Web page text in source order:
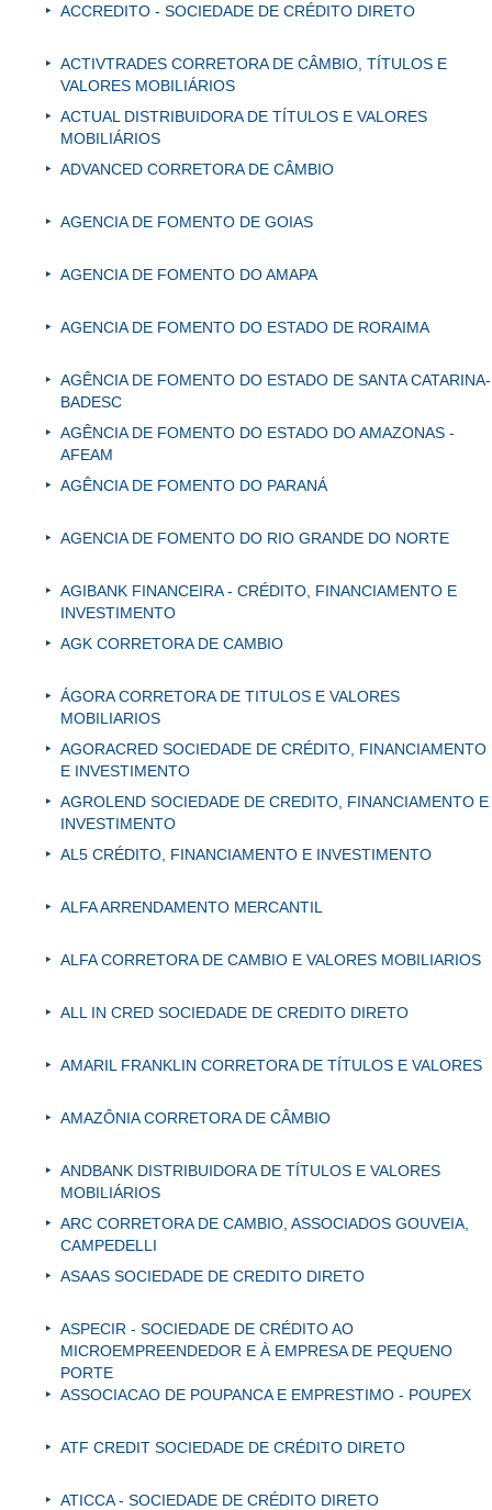
ACCREDITO - SOCIEDADE DE CRÉDITO DIRETO
ACTIVTRADES CORRETORA DE CÂMBIO, TÍTULOS E
VALORES MOBILIÁRIOS
ACTUAL DISTRIBUIDORA DE TÍTULOS E VALORES
MOBILIÁRIOS
ADVANCED CORRETORA DE CÂMBIO
AGENCIA DE FOMENTO DE GOIAS
AGENCIA DE FOMENTO DO AMAPA
AGENCIA DE FOMENTO DO ESTADO DE RORAIMA
AGÊNCIA DE FOMENTO DO ESTADO DE SANTA CATARINA-
BADESC
AGÊNCIA DE FOMENTO DO ESTADO DO AMAZONAS -
AFEAM
AGÊNCIA DE FOMENTO DO PARANÁ
AGENCIA DE FOMENTO DO RIO GRANDE DO NORTE
AGIBANK FINANCEIRA - CRÉDITO, FINANCIAMENTO E
INVESTIMENTO
AGK CORRETORA DE CAMBIO
ÁGORA CORRETORA DE TITULOS E VALORES
MOBILIARIOS
AGORACRED SOCIEDADE DE CRÉDITO, FINANCIAMENTO
E INVESTIMENTO
AGROLEND SOCIEDADE DE CREDITO, FINANCIAMENTO E
INVESTIMENTO
AL5 CRÉDITO, FINANCIAMENTO E INVESTIMENTO
ALFA ARRENDAMENTO MERCANTIL
ALFA CORRETORA DE CAMBIO E VALORES MOBILIARIOS
ALL IN CRED SOCIEDADE DE CREDITO DIRETO
AMARIL FRANKLIN CORRETORA DE TÍTULOS E VALORES
AMAZÔNIA CORRETORA DE CÂMBIO
ANDBANK DISTRIBUIDORA DE TÍTULOS E VALORES
MOBILIÁRIOS
ARC CORRETORA DE CAMBIO, ASSOCIADOS GOUVEIA,
CAMPEDELLI
ASAAS SOCIEDADE DE CREDITO DIRETO
ASPECIR - SOCIEDADE DE CRÉDITO AO
MICROEMPREENDEDOR E À EMPRESA DE PEQUENO
PORTE
ASSOCIACAO DE POUPANCA E EMPRESTIMO - POUPEX
ATF CREDIT SOCIEDADE DE CRÉDITO DIRETO
ATICCA - SOCIEDADE DE CRÉDITO DIRETO